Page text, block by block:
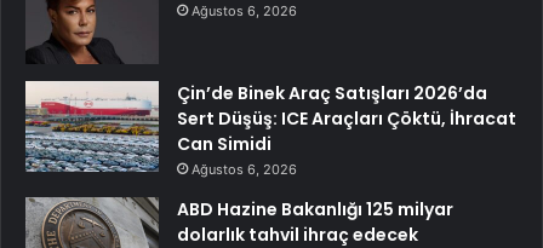
Ağustos 6, 2026
Çin’de Binek Araç Satışları 2026’da
Sert Düşüş: ICE Araçları Çöktü, İhracat
Can Simidi
Ağustos 6, 2026
ABD Hazine Bakanlığı 125 milyar
dolarlık tahvil ihraç edecek